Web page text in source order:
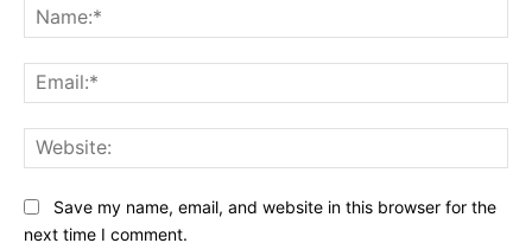
Save my name, email, and website in this browser for the
next time I comment.